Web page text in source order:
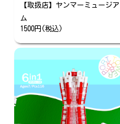
【取扱店】ヤンマーミュージア
ム
1500円(税込)